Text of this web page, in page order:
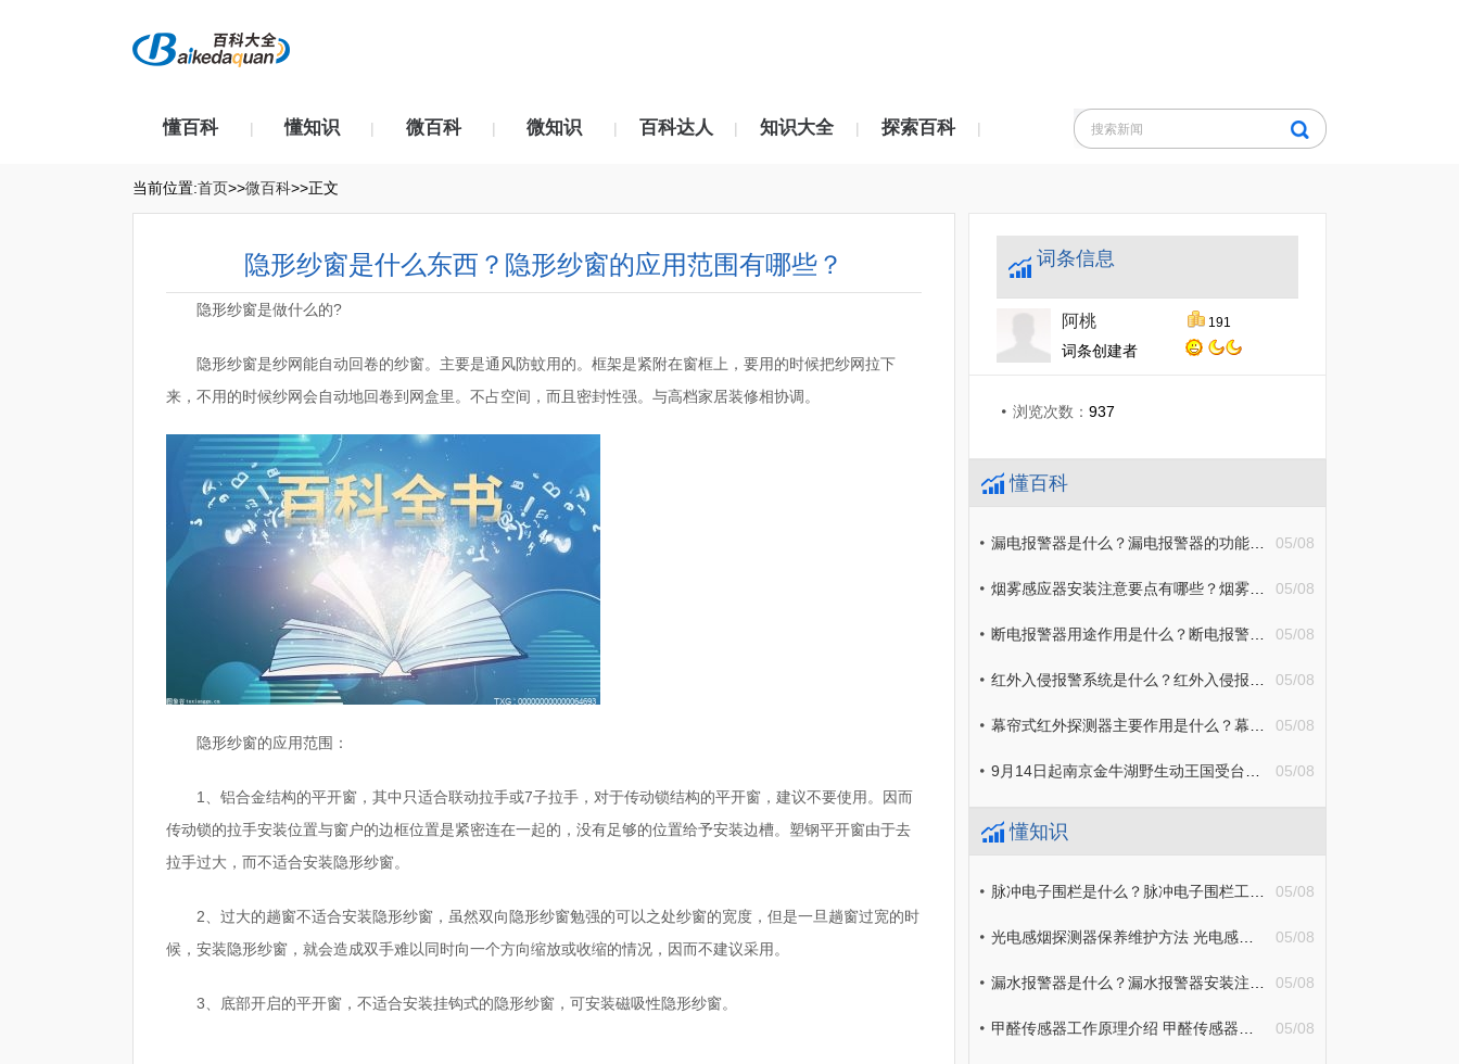
懂百科 | 懂知识 | 微百科 | 微知识 | 百科达人 | 知识大全 | 探索百科 |
当前位置:首页>>微百科>>正文
隐形纱窗是什么东西？隐形纱窗的应用范围有哪些？
隐形纱窗是做什么的?
隐形纱窗是纱网能自动回卷的纱窗。主要是通风防蚊用的。框架是紧附在窗框上，要用的时候把纱网拉下
来，不用的时候纱网会自动地回卷到网盒里。不占空间，而且密封性强。与高档家居装修相协调。
隐形纱窗的应用范围：
1、铝合金结构的平开窗，其中只适合联动拉手或7子拉手，对于传动锁结构的平开窗，建议不要使用。因而
传动锁的拉手安装位置与窗户的边框位置是紧密连在一起的，没有足够的位置给予安装边槽。塑钢平开窗由于去
拉手过大，而不适合安装隐形纱窗。
2、过大的趟窗不适合安装隐形纱窗，虽然双向隐形纱窗勉强的可以之处纱窗的宽度，但是一旦趟窗过宽的时
候，安装隐形纱窗，就会造成双手难以同时向一个方向缩放或收缩的情况，因而不建议采用。
3、底部开启的平开窗，不适合安装挂钩式的隐形纱窗，可安装磁吸性隐形纱窗。
词条信息
阿桃 191
词条创建者
浏览次数： 937
懂百科
05/08
漏电报警器是什么？漏电报警器的功能都有什么？
05/08
烟雾感应器安装注意要点有哪些？烟雾感应器原理详细介绍
05/08
断电报警器用途作用是什么？断电报警器工作原理介绍
05/08
红外入侵报警系统是什么？红外入侵报警系统工作原理介绍
05/08
幕帘式红外探测器主要作用是什么？幕帘式红外探测器原理详细介绍
05/08
9月14日起南京金牛湖野生动王国受台风影响临时闭园2天-全球讯息
懂知识
05/08
脉冲电子围栏是什么？脉冲电子围栏工作原理是什么？
05/08
光电感烟探测器保养维护方法 光电感烟探测器原理是什么？
05/08
漏水报警器是什么？漏水报警器安装注意事项分享
05/08
甲醛传感器工作原理介绍 甲醛传感器分类有哪些？